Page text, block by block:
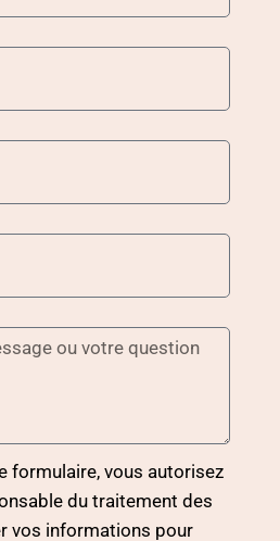
formulaire, vous autorisez
du traitement des
vos informations pour